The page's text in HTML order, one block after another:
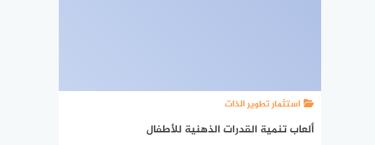
استثمار تطوير الذات
ألعاب تنمية القدرات الذهنية للأطفال